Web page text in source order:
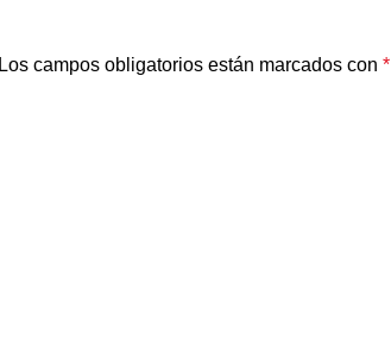
Los campos obligatorios están marcados con *